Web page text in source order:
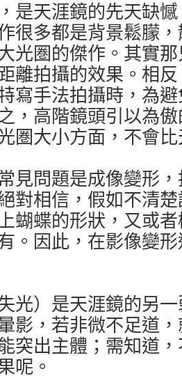
是天涯鏡的先天缺
很多都是背景鬆朦
光圏的傑作。其實
離拍攝的效果。相
寫手法拍攝時，為
，高階鏡頭引以為
圏大小方面，不會
見問題是成像變形
對相信，假如不清
蝴蝶的形狀，又或
。因此，在影像變
光）是天涯鏡的另
影，若非微不足道
突出主體；需知道
呢。